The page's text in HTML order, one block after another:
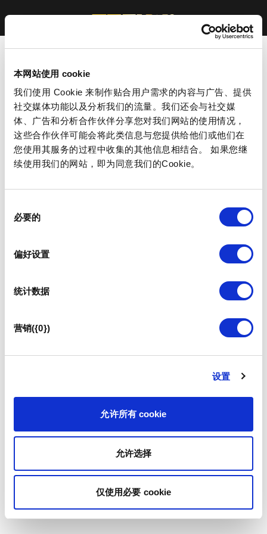
本网站使用 cookie
我们使用 Cookie 来制作贴合用户需求的内容与广告、提供
社交媒体功能以及分析我们的流量。我们还会与社交媒
体、广告和分析合作伙伴分享您对我们网站的使用情况，
这些合作伙伴可能会将此类信息与您提供给他们或他们在
您使用其服务的过程中收集的其他信息相结合。 如果您继
续使用我们的网站，即为同意我们的Cookie。
必要的
偏好设置
统计数据
营销({0})
设置
允许所有 cookie
允许选择
仅使用必要 cookie